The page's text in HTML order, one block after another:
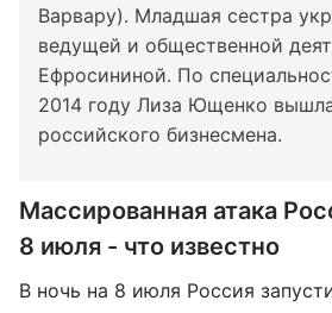
Варвару). Младшая сестра
ведущей и общественной
Ефросининой. По
2014 году Лиза Ющенко
российского бизнесмена.
Массированная атака
8 июля - что известно
В ночь на 8 июля Россия